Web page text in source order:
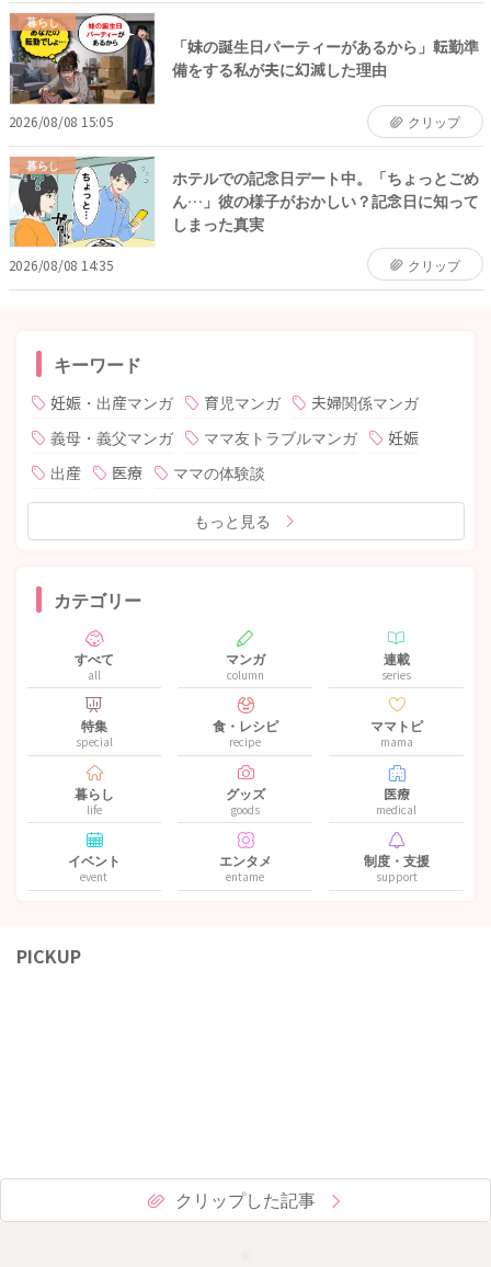
暮らし
「妹の誕生日パーティーがあるから」転勤準
備をする私が夫に幻滅した理由
2026/08/08 15:05 クリップ
暮らし
ホテルでの記念日デート中。「ちょっとごめ
ん…」彼の様子がおかしい？記念日に知って
しまった真実
2026/08/08 14:35 クリップ
キーワード
妊娠・出産マンガ 育児マンガ
夫婦関係マンガ
義母・義父マンガ
ママ友トラブルマンガ
妊娠
出産
医療 ママの体験談
もっと見る
カテゴリー
すべて
all
マンガ
column
連載
series
特集
special
食・レシピ
recipe
ママトピ
mama
暮らし
life
グッズ
goods
医療
medical
イベント
event
エンタメ
entame
制度・支援
support
PICKUP
クリップした記事